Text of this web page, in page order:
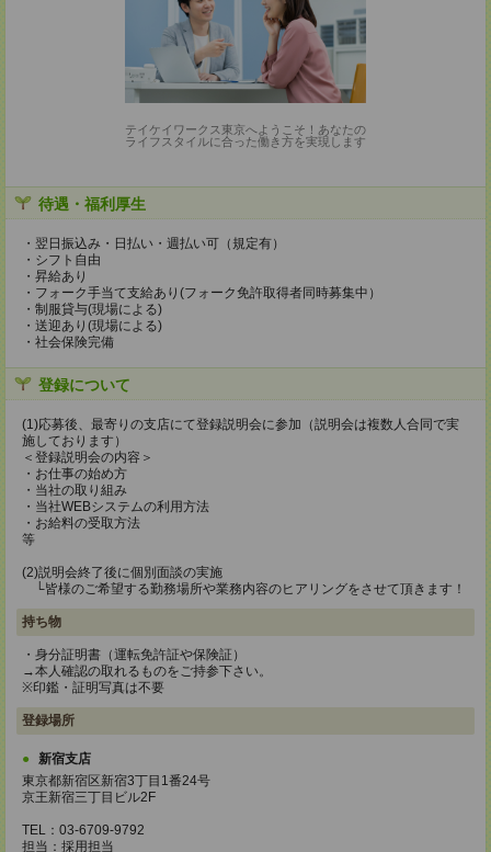
テイケイワークス東京へようこそ！あなたの
ライフスタイルに合った働き方を実現します
待遇・福利厚生
・翌日振込み・日払い・週払い可（規定有）
・シフト自由
・昇給あり
・フォーク手当て支給あり(フォーク免許取得者同時募集中）
・制服貸与(現場による)
・送迎あり(現場による)
・社会保険完備
登録について
(1)応募後、最寄りの支店にて登録説明会に参加（説明会は複数人合同で実
施しております）
＜登録説明会の内容＞
・お仕事の始め方
・当社の取り組み
・当社WEBシステムの利用方法
・お給料の受取方法
等
(2)説明会終了後に個別面談の実施
└皆様のご希望する勤務場所や業務内容のヒアリングをさせて頂きます！
持ち物
・身分証明書（運転免許証や保険証）
→本人確認の取れるものをご持参下さい。
※印鑑・証明写真は不要
登録場所
新宿支店
東京都新宿区新宿3丁目1番24号
京王新宿三丁目ビル2F
TEL：03-6709-9792
担当：採用担当